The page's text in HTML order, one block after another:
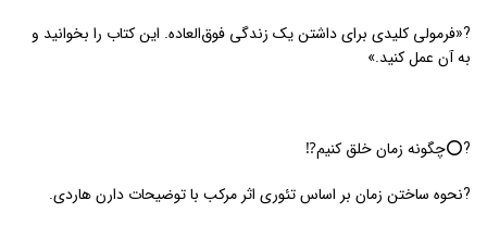
?«فرمولی کلیدی برای داشتن یک زندگی فوق‌العاده. این کتاب را بخوانید و
به آن عمل کنید.»
?⭕️چگونه زمان خلق کنیم⁉️
?نحوه ساختن زمان بر اساس تئوری اثر مرکب با توضیحات دارن هاردی.